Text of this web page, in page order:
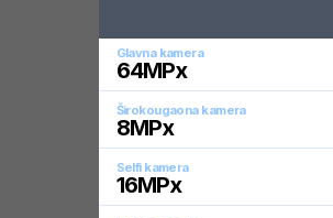
Glavna kamera
64MPx
Širokougaona kamera
8MPx
Selfi kamera
16MPx